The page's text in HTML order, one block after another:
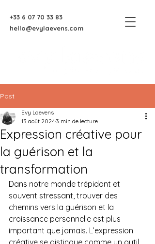
+33 6 07 70 33 83
hello@evylaevens.com
Post
Expression créative pour
la guérison et la
transformation
Evy Laevens
13 août 2024 3 min de lecture
Dans notre monde trépidant et
souvent stressant, trouver des
chemins vers la guérison et la
croissance personnelle est plus
important que jamais. L’expression
créative se distingue comme un outil